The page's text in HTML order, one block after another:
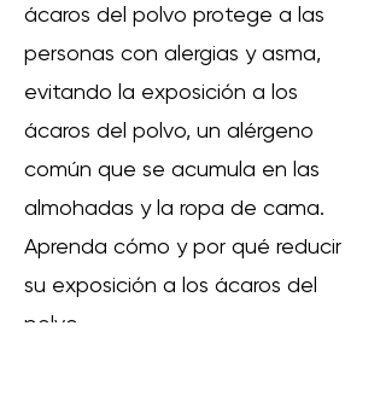
ácaros del polvo protege a las
personas con alergias y asma,
evitando la exposición a los
ácaros del polvo, un alérgeno
común que se acumula en las
almohadas y la ropa de cama.
Aprenda cómo y por qué reducir
su exposición a los ácaros del
polvo.